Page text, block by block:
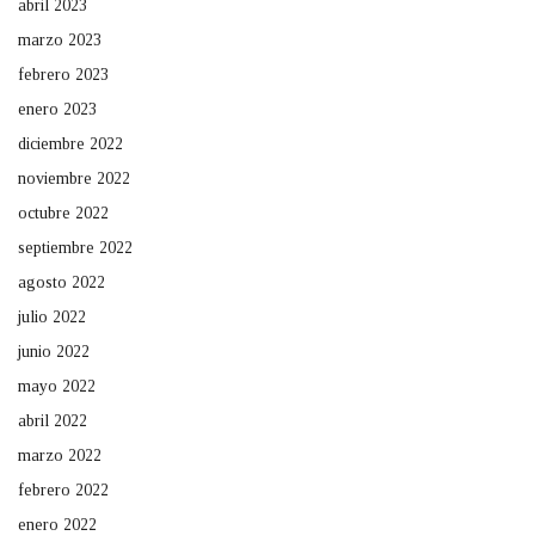
abril 2023
marzo 2023
febrero 2023
enero 2023
diciembre 2022
noviembre 2022
octubre 2022
septiembre 2022
agosto 2022
julio 2022
junio 2022
mayo 2022
abril 2022
marzo 2022
febrero 2022
enero 2022